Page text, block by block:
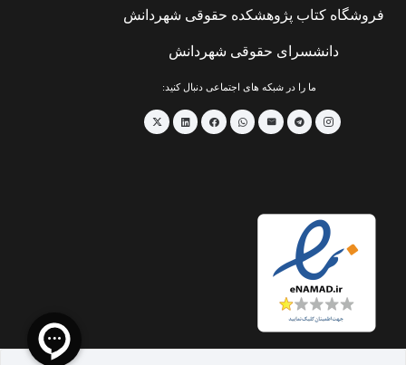
فروشگاه کتاب پژوهشکده حقوقی شهردانش
دانشسرای حقوقی شهردانش
ما را در شبکه های اجتماعی دنبال کنید: